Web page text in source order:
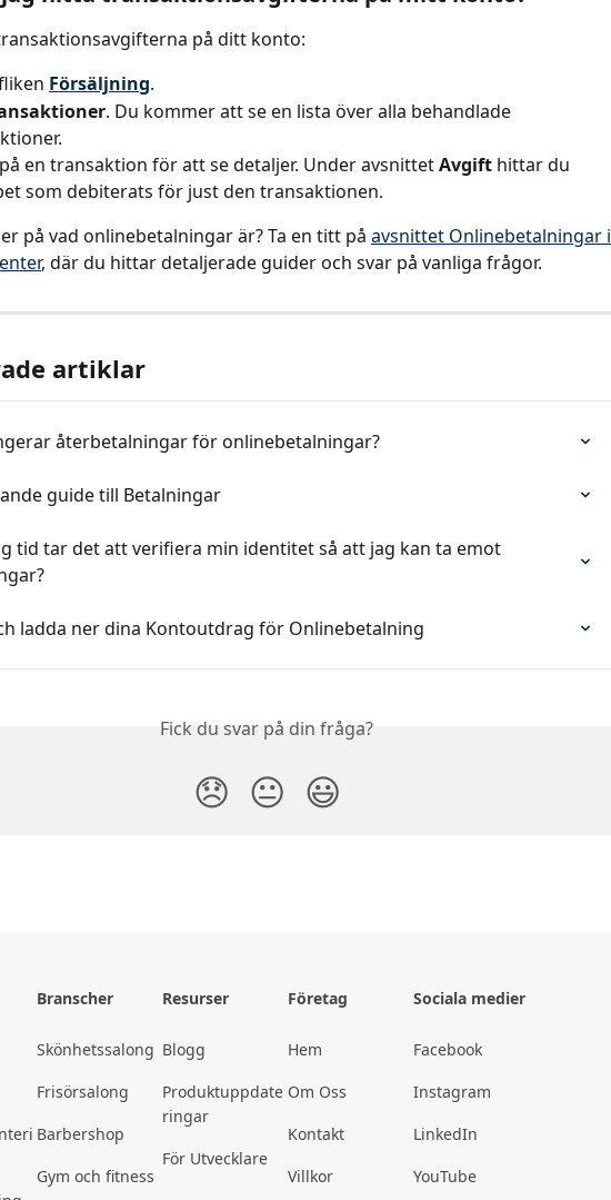
på ditt konto:
Försäljning.
. Du kommer att se en lista över alla behandlade
en transaktion för att se detaljer. Under avsnittet Avgift hittar du
som debiterats för just den transaktionen.
på vad onlinebetalningar är? Ta en titt på avsnittet Onlinebetalningar i
, där du hittar detaljerade guider och svar på vanliga frågor.
artiklar
återbetalningar för onlinebetalningar?
guide till Betalningar
tid tar det att verifiera min identitet så att jag kan ta emot
ladda ner dina Kontoutdrag för Onlinebetalning
Fick du svar på din fråga?
😞 😐 😃
Branscher
Skönhetssalong
Frisörsalong
Barbershop
Gym och fitness
Resurser
Blogg
Produktuppdate
ringar
För Utvecklare
Företag
Hem
Om Oss
Kontakt
Villkor
Sociala medier
Facebook
Instagram
LinkedIn
YouTube